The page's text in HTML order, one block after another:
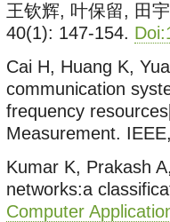
王钦辉, 叶保留, 田
40(1): 147-154.
Cai H, Huang K,
communication
frequency
Measurement.
Kumar K, Prakash
networks:a
Computer